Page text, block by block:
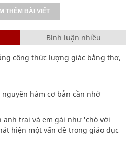
THÊM BÀI VIẾT
Bình luận nhiều
công thức lượng giác bằng thơ,
hàm cơ bản cần nhớ
anh trai và em gái như 'chó với
hiện một vấn đề trong giáo dục